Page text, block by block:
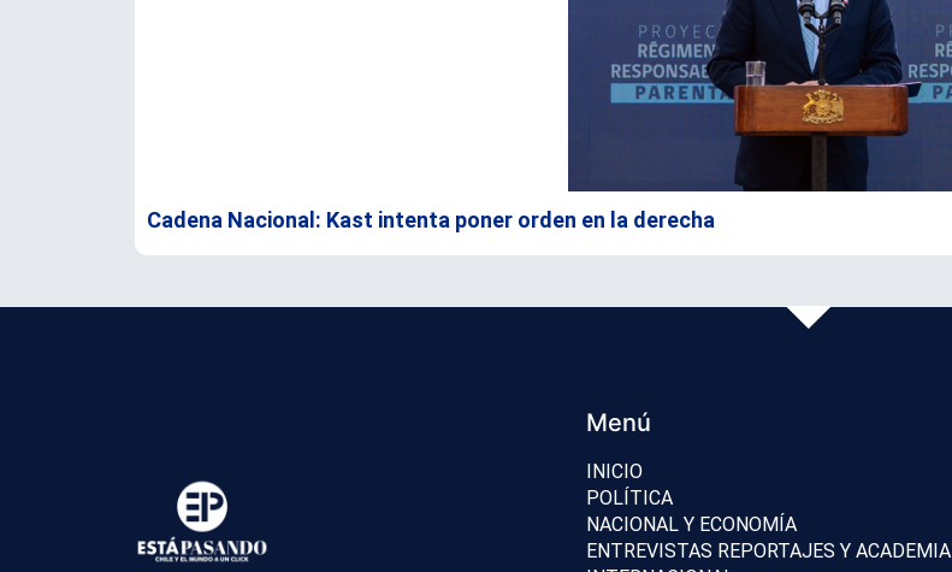
Cadena Nacional: Kast intenta poner orden en la derecha
Menú
INICIO
POLÍTICA
NACIONAL Y ECONOMÍA
ENTREVISTAS REPORTAJES Y ACADEMIA